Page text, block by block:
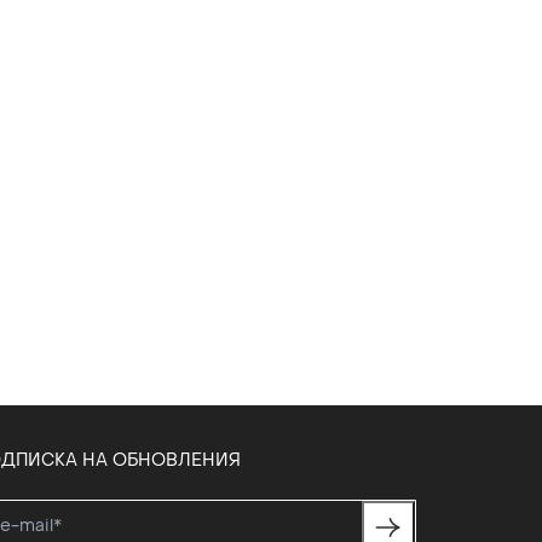
НА ОБНОВЛЕНИЯ